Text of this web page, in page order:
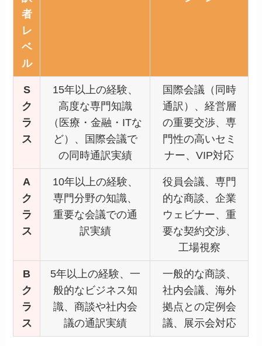
者
レ
ベ
ル
S
ク
ラ
ス
15年以上の経験、
高度な専門知識
（医療・金融・ITな
ど）、国際会議で
の同時通訳実績
国際会議（同時
通訳）、経営層
の重要交渉、専
門性の高いセミ
ナー、VIP対応
A
ク
ラ
ス
10年以上の経験、
専門分野の知識、
重要な会議での通
訳実績
役員会議、専門
的な商談、企業
ウェビナー、重
要な契約交渉、
工場視察
B
ク
ラ
ス
5年以上の経験、一
般的なビジネス知
識、商談や社内会
議の通訳実績
一般的な商談、
社内会議、海外
拠点との定例会
議、展示会対応